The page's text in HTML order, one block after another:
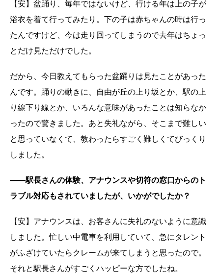
【安】盆踊り、毎年ではないけど、行ける年は上の子が
浴衣を着て行ってみたり。下の子は赤ちゃんの時は行っ
たんですけど、今は走り回ってしまうので去年はちょっ
とだけ見ただけでした。
だから、今日教えてもらった盆踊りは見たことがあった
んです。踊りの動きに、自由が丘の上り坂とか、駅の上
り線下り線とか、いろんな意味があったことは知らなか
ったので驚きました。あと失礼ながら、そこまで難しい
と思っていなくて、教わったらすごく難しくてびっくり
しました。
――駅長さんの体験、アナウンスや切符の窓口からのト
ラブル対応もされていましたが、いかがでしたか？
【安】アナウンスは、お客さんに失礼のないように意識
しました。忙しい中電車を利用していて、急にタレント
がふざけていたらクレームが来てしまうと思ったので。
それと駅長さんがすごくハッピーな方でしたね。